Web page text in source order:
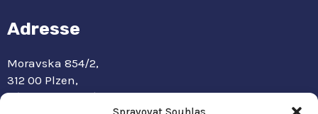
Adresse
Moravska 854/2,
312 00 Plzen,
République tchèque